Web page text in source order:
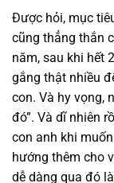
Được hỏi, mục
cũng thẳng thắn
năm, sau khi hết
gắng thật nhiều
con. Và hy vọng,
đó”. Và dĩ nhiên
con anh khi
hướng thêm cho
dễ dàng qua đó